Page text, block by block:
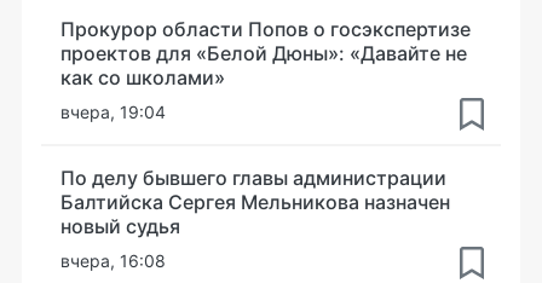
Прокурор области Попов о госэкспертизе
проектов для «Белой Дюны»: «Давайте не
как со школами»
вчера, 19:04
По делу бывшего главы администрации
Балтийска Сергея Мельникова назначен
новый судья
вчера, 16:08